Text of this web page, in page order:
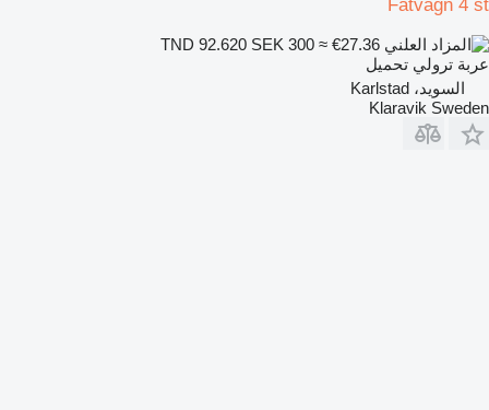
Fatvagn 4 st
SEK 300 ≈ €27.36
عربة ترولي تحميل
السويد، Karlstad
Klaravik Sweden